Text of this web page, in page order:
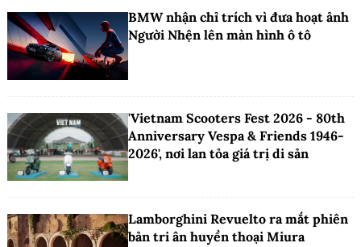
BMW nhận chỉ trích vì đưa hoạt ảnh
Người Nhện lên màn hình ô tô
'Vietnam Scooters Fest 2026 - 80th
Anniversary Vespa & Friends 1946-
2026', nơi lan tỏa giá trị di sản
Lamborghini Revuelto ra mắt phiên
bản tri ân huyền thoại Miura